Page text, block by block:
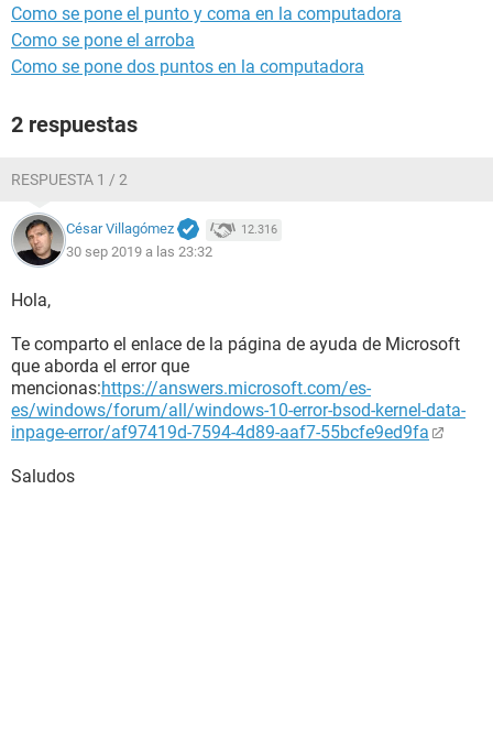
Como se pone el punto y coma en la computadora
Como se pone el arroba
Como se pone dos puntos en la computadora
2 respuestas
RESPUESTA 1 / 2
César Villagómez 12.316
30 sep 2019 a las 23:32
Hola,
Te comparto el enlace de la página de ayuda de Microsoft
que aborda el error que
mencionas:https://answers.microsoft.com/es-
es/windows/forum/all/windows-10-error-bsod-kernel-data-
inpage-error/af97419d-7594-4d89-aaf7-55bcfe9ed9fa
Saludos